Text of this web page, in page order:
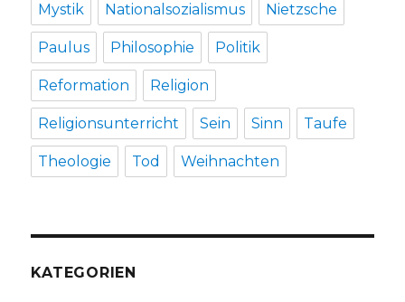
Mystik Nationalsozialismus Nietzsche
Paulus Philosophie Politik
Reformation Religion
Religionsunterricht Sein Sinn Taufe
Theologie Tod Weihnachten
KATEGORIEN